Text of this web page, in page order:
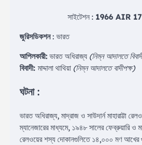
সাইটেশন : 1966 AIR
জুরিসডিকশন: ভারত
আপিলকারী: ভারত অধিরাজ্য (নিম্ন আদালতে
বিবাদী: মাদ্দালা থাথিয়া (নিম্ন আদালতে বাদীপক্ষ)
ঘটনা :
ভারত অধিরাজ্য, মাদ্রাজ ও সাউদার্ন মাহারাট্টা
ম্যানেজারের মাধ্যমে, ১৯৪৮ সালের ফেব্রুয়ারি ও
রেলওয়ের শস্য দোকানগুলিতে ১৪,০০০ মণ আখের